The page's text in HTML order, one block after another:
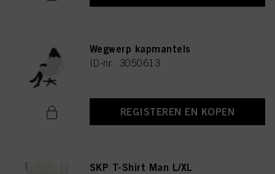
Wegwerp kapmantels
ID-nr. 3050613
REGISTEREN EN KOPEN
SKP T-Shirt Man L/XL